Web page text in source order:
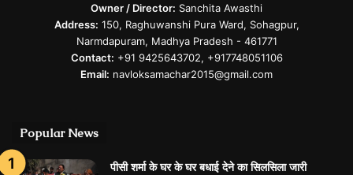
Owner / Director: Sanchita Awasthi
Address: 150, Raghuwanshi Pura Ward, Sohagpur,
Narmdapuram, Madhya Pradesh - 461771
Contact: +91 9425643702, +917748051106
Email: navloksamachar2015@gmail.com
Popular News
पीसी शर्मा के घर के घर बधाई देने का सिलसिला जारी